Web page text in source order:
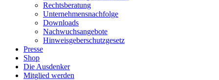
Rechtsberatung
Unternehmensnachfolge
Downloads
Nachwuchsangebote
Hinweisgeberschutzgesetz
Presse
Shop
Die Ausdenker
Mitglied werden